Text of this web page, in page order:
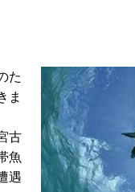
た
ま
古
魚
遇